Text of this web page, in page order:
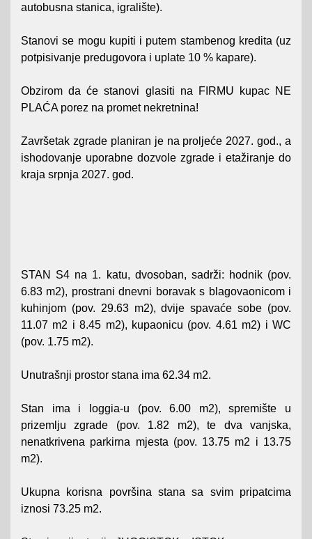
autobusna stanica, igralište).
Stanovi se mogu kupiti i putem stambenog kredita (uz
potpisivanje predugovora i uplate 10 % kapare).
Obzirom da će stanovi glasiti na FIRMU kupac NE
PLAĆA porez na promet nekretnina!
Završetak zgrade planiran je na proljeće 2027. god., a
ishodovanje uporabne dozvole zgrade i etažiranje do
kraja srpnja 2027. god.
STAN S4 na 1. katu, dvosoban, sadrži: hodnik (pov.
6.83 m2), prostrani dnevni boravak s blagovaonicom i
kuhinjom (pov. 29.63 m2), dvije spavaće sobe (pov.
11.07 m2 i 8.45 m2), kupaonicu (pov. 4.61 m2) i WC
(pov. 1.75 m2).
Unutrašnji prostor stana ima 62.34 m2.
Stan ima i loggia-u (pov. 6.00 m2), spremište u
prizemlju zgrade (pov. 1.82 m2), te dva vanjska,
nenatkrivena parkirna mjesta (pov. 13.75 m2 i 13.75
m2).
Ukupna korisna površina stana sa svim pripatcima
iznosi 73.25 m2.